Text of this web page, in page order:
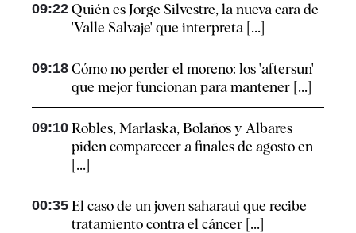
09:22 Quién es Jorge Silvestre, la nueva cara de
'Valle Salvaje' que interpreta [...]
09:18 Cómo no perder el moreno: los 'aftersun'
que mejor funcionan para mantener [...]
09:10 Robles, Marlaska, Bolaños y Albares
piden comparecer a finales de agosto en
[...]
00:35 El caso de un joven saharaui que recibe
tratamiento contra el cáncer [...]